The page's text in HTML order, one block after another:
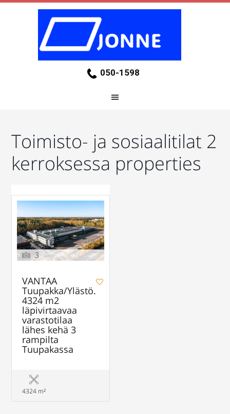
050-1598
Toimisto- ja sosiaalitilat 2
kerroksessa properties
3
VANTAA
Tuupakka/Ylästö.
4324 m2
läpivirtaavaa
varastotilaa
lähes kehä 3
rampilta
Tuupakassa
4324 m²